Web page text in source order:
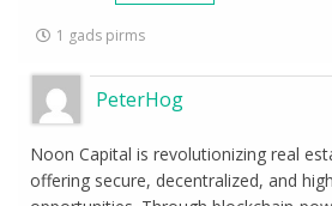
1 gads pirms
PeterHog
Noon Capital is revolutionizing real
offering secure, decentralized, and